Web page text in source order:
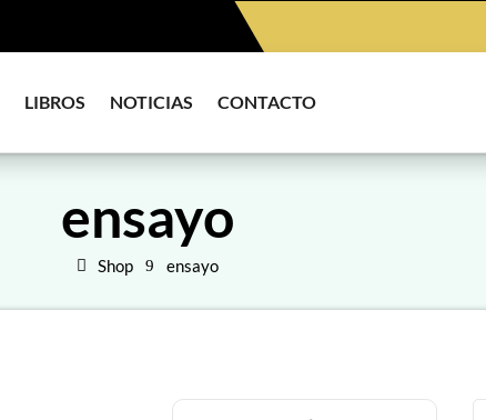
LIBROS NOTICIAS CONTACTO
ensayo
Shop ensayo